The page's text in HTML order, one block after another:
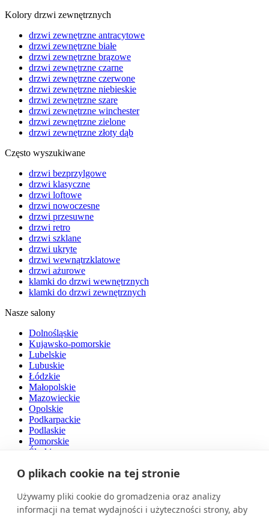
O plikach cookie na tej stronie
Używamy pliki cookie do gromadzenia oraz analizy
informacji na temat wydajności i użyteczności strony, aby
Kolory drzwi zewnętrznych
drzwi zewnętrzne antracytowe
drzwi zewnętrzne białe
drzwi zewnętrzne brązowe
drzwi zewnętrzne czarne
drzwi zewnętrzne czerwone
drzwi zewnętrzne niebieskie
drzwi zewnętrzne szare
drzwi zewnętrzne winchester
drzwi zewnętrzne zielone
drzwi zewnętrzne złoty dąb
Często wyszukiwane
drzwi bezprzylgowe
drzwi klasyczne
drzwi loftowe
drzwi nowoczesne
drzwi przesuwne
drzwi retro
drzwi szklane
drzwi ukryte
drzwi wewnątrzklatowe
drzwi ażurowe
klamki do drzwi wewnętrznych
klamki do drzwi zewnętrznych
Nasze salony
Dolnośląskie
Kujawsko-pomorskie
Lubelskie
Lubuskie
Łódzkie
Małopolskie
Mazowieckie
Opolskie
Podkarpackie
Podlaskie
Pomorskie
Śląskie
Warmińsko-mazurskie
Zachodniopomorskie